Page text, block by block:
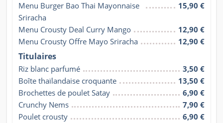
Menu Burger Bao Thai Mayonnaise
Sriracha
15,90 €
Menu Crousty Deal Curry Mango
12,90 €
Menu Crousty Offre Mayo Sriracha
12,90 €
Titulaires
Riz blanc parfumé
3,50 €
Boîte thaïlandaise croquante
13,50 €
Brochettes de poulet Satay
6,90 €
Crunchy Nems
7,90 €
Poulet crousty
6,90 €